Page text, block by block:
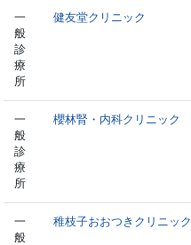
一
般
診
療
所
健友堂クリニック
一
般
診
療
所
櫻林腎・内科クリニック
一
般
稚枝子おおつきクリニック